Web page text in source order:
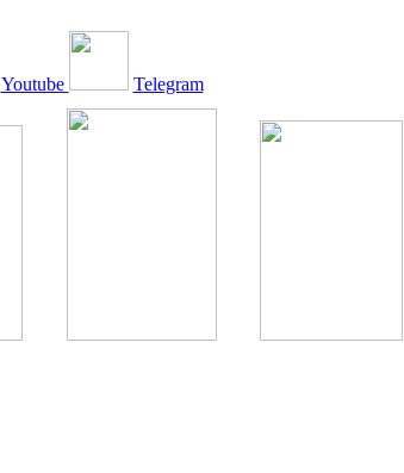
Youtube Telegram